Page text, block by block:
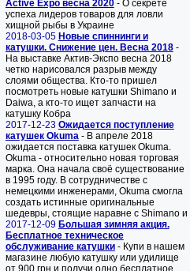
Active Expo весна 2020 - О секрете
успеха лидеров товаров для ловли
хищной рыбы в Украине
2018-03-05 Новые спиннинги и
катушки. Снижение цен. Весна 2018 -
На выставке Актив-Экспо весна 2018
четко нарисовался разрыв между
слоями общества. Кто-то пришел
посмотреть новые катушки Shimano и
Daiwa, а кто-то ищет запчасти на
катушку Кобра
2017-12-23 Ожидается поступление
катушек Okuma - В апреле 2018
ожидается поставка катушек Okuma.
Okuma - относительно новая торговая
марка. Она начала своё существование
в 1995 году. В сотрудничестве с
немецкими инженерами, Okuma смогла
создать истинные оригинальные
шедевры, стоящие наравне с Shimano и
2017-12-09 Большая зимняя акция.
Бесплатное техническое
обслуживание катушки - Купи в нашем
магазине любую катушку или удилище
от 900 грн и получи одно бесплатное